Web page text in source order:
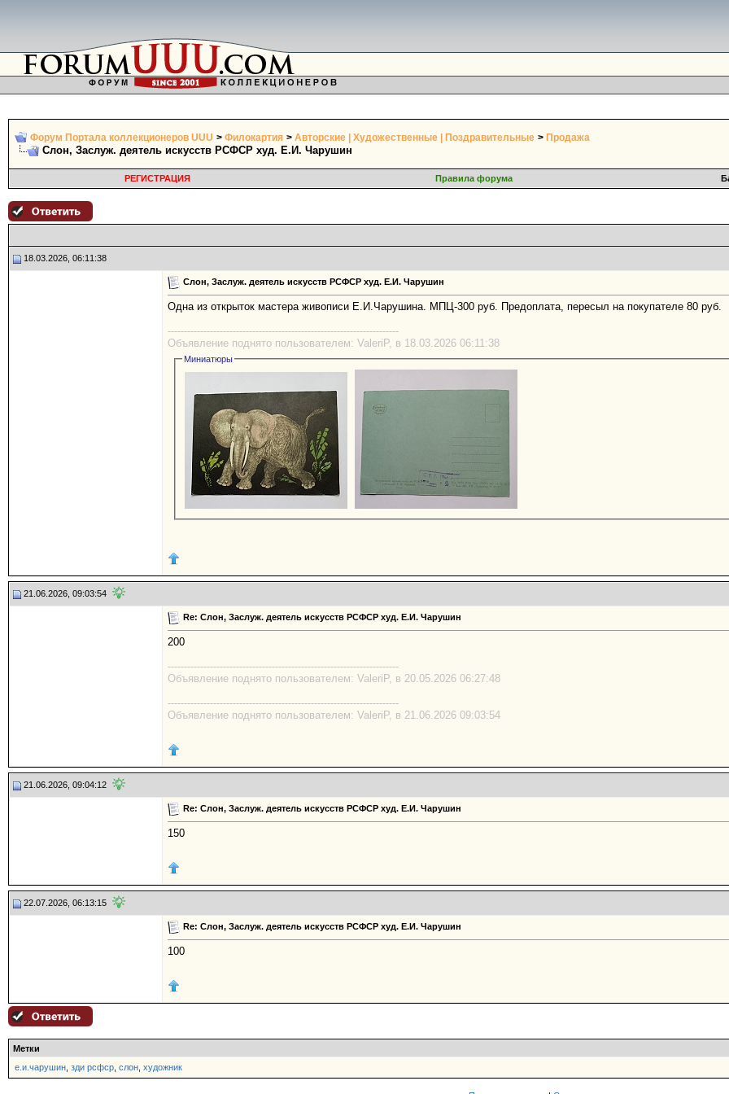
Форум Портала коллекционеров UUU > Филокартия > Авторские | Художественные | Поздравительные > Продажа
Слон, Заслуж. деятель искусств РСФСР худ. Е.И. Чарушин
РЕГИСТРАЦИЯ Правила форума
18.03.2026, 06:11:38
Слон, Заслуж. деятель искусств РСФСР худ. Е.И. Чарушин
Одна из открыток мастера живописи Е.И.Чарушина. МПЦ-300 руб. Предоплата, пересыл на покупателе 80 руб.
-----------------------------------------------------------------------
Объявление поднято пользователем: ValeriP, в 18.03.2026 06:11:38
Миниатюры
21.06.2026, 09:03:54
Re: Слон, Заслуж. деятель искусств РСФСР худ. Е.И. Чарушин
200
-----------------------------------------------------------------------
Объявление поднято пользователем: ValeriP, в 20.05.2026 06:27:48
-----------------------------------------------------------------------
Объявление поднято пользователем: ValeriP, в 21.06.2026 09:03:54
21.06.2026, 09:04:12
Re: Слон, Заслуж. деятель искусств РСФСР худ. Е.И. Чарушин
150
22.07.2026, 06:13:15
Re: Слон, Заслуж. деятель искусств РСФСР худ. Е.И. Чарушин
100
Метки
е.и.чарушин зди рсфср слон художник